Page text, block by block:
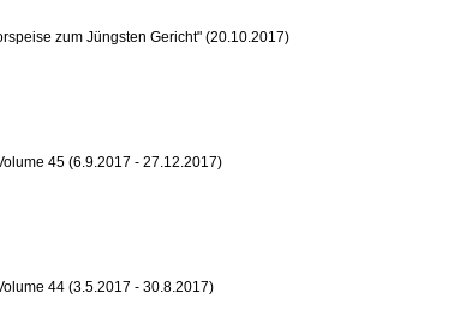
zum Jüngsten Gericht" (20.10.2017)
45 (6.9.2017 - 27.12.2017)
44 (3.5.2017 - 30.8.2017)